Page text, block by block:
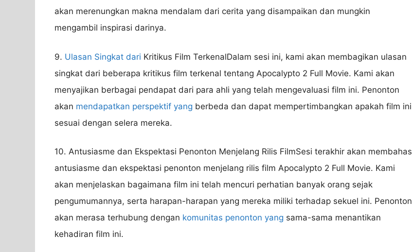
akan merenungkan makna mendalam dari cerita yang disampaikan dan mungkin
mengambil inspirasi darinya.
9. Ulasan Singkat dari Kritikus Film TerkenalDalam sesi ini, kami akan membagikan ulasan
singkat dari beberapa kritikus film terkenal tentang Apocalypto 2 Full Movie. Kami akan
menyajikan berbagai pendapat dari para ahli yang telah mengevaluasi film ini. Penonton
akan mendapatkan perspektif yang berbeda dan dapat mempertimbangkan apakah film ini
sesuai dengan selera mereka.
10. Antusiasme dan Ekspektasi Penonton Menjelang Rilis FilmSesi terakhir akan membahas
antusiasme dan ekspektasi penonton menjelang rilis film Apocalypto 2 Full Movie. Kami
akan menjelaskan bagaimana film ini telah mencuri perhatian banyak orang sejak
pengumumannya, serta harapan-harapan yang mereka miliki terhadap sekuel ini. Penonton
akan merasa terhubung dengan komunitas penonton yang sama-sama menantikan
kehadiran film ini.